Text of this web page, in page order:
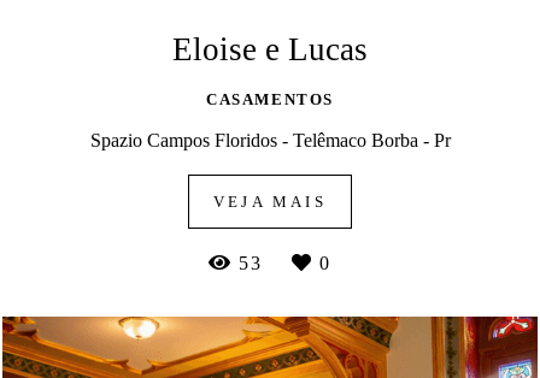
Eloise e Lucas
CASAMENTOS
Spazio Campos Floridos - Telêmaco Borba - Pr
VEJA MAIS
53 0